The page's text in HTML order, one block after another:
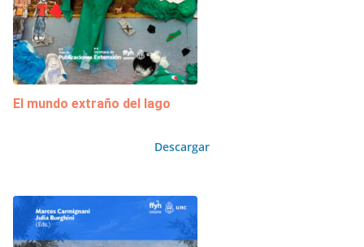
El mundo extraño del lago
Descargar